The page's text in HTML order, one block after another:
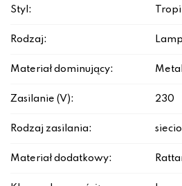
Styl:
Rodzaj:
Materiał dominujący: Metal
Zasilanie (V): 230
Rodzaj zasilania:
Materiał dodatkowy: